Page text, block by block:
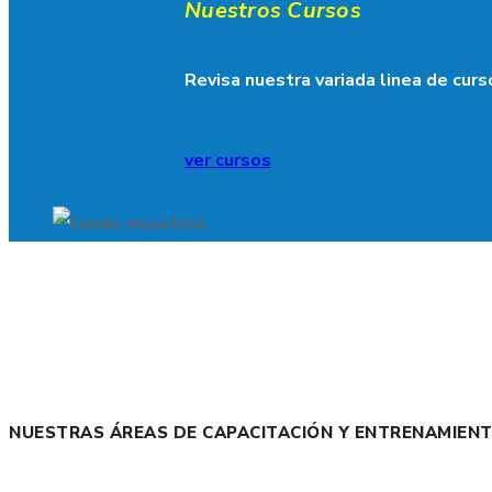
Nuestros Cursos
Revisa nuestra variada linea de
ver cursos
NUESTRAS ÁREAS DE CAPACITACIÓN Y